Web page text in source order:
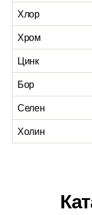
Хлор
Хром
Цинк
Бор
Селен
Холин